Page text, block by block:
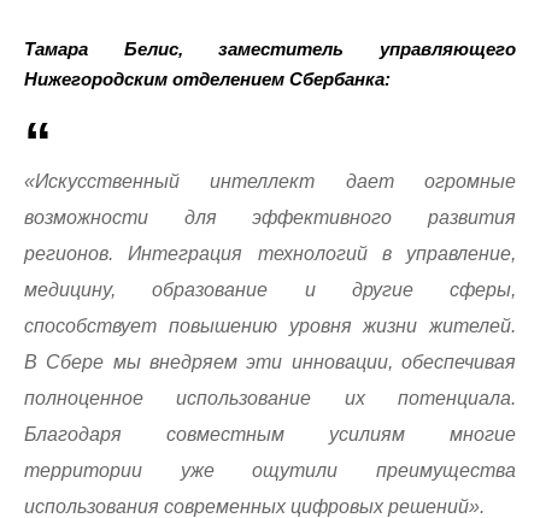
Тамара Белис, заместитель управляющего
Нижегородским отделением Сбербанка:
«Искусственный интеллект дает огромные
возможности для эффективного развития
регионов. Интеграция технологий в управление,
медицину, образование и другие сферы,
способствует повышению уровня жизни жителей.
В Сбере мы внедряем эти инновации, обеспечивая
полноценное использование их потенциала.
Благодаря совместным усилиям многие
территории уже ощутили преимущества
использования современных цифровых решений».